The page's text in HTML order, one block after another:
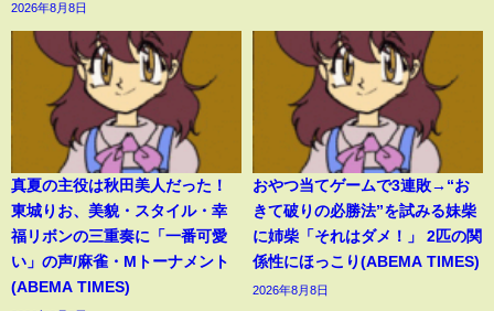
2026年8月8日
真夏の主役は秋田美人だった！
東城りお、美貌・スタイル・幸
福リボンの三重奏に「一番可愛
い」の声/麻雀・Mトーナメント
(ABEMA TIMES)
おやつ当てゲームで3連敗→“お
きて破りの必勝法”を試みる妹柴
に姉柴「それはダメ！」 2匹の関
係性にほっこり(ABEMA TIMES)
2026年8月8日